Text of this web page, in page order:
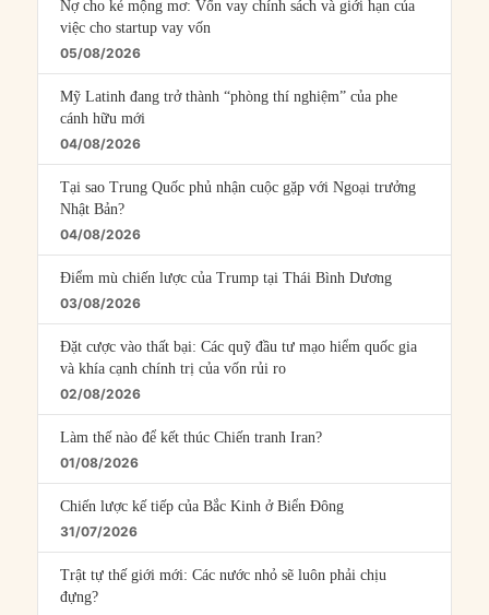
Nợ cho kẻ mộng mơ: Vốn vay chính sách và giới hạn của
việc cho startup vay vốn
05/08/2026
Mỹ Latinh đang trở thành “phòng thí nghiệm” của phe
cánh hữu mới
04/08/2026
Tại sao Trung Quốc phủ nhận cuộc gặp với Ngoại trưởng
Nhật Bản?
04/08/2026
Điểm mù chiến lược của Trump tại Thái Bình Dương
03/08/2026
Đặt cược vào thất bại: Các quỹ đầu tư mạo hiểm quốc gia
và khía cạnh chính trị của vốn rủi ro
02/08/2026
Làm thế nào để kết thúc Chiến tranh Iran?
01/08/2026
Chiến lược kế tiếp của Bắc Kinh ở Biển Đông
31/07/2026
Trật tự thế giới mới: Các nước nhỏ sẽ luôn phải chịu
đựng?